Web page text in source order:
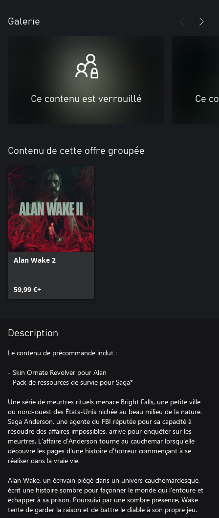
Galerie
Ce contenu est verrouillé Ce
Contenu de cette offre groupée
Alan Wake 2
59,99 €+
Description
Le contenu de précommande inclut :
- Skin Ornate Revolver pour Alan
- Pack de ressources de survie pour Saga*
Une série de meurtres rituels menace Bright Falls, une petite ville
du nord-ouest des États-Unis nichée au beau milieu de la nature.
Saga Anderson, une agente du FBI réputée pour sa capacité à
résoudre des affaires impossibles, arrive pour enquêter sur les
meurtres. L'affaire d'Anderson tourne au cauchemar lorsqu'elle
découvre les pages d'une histoire d'horreur commençant à se
réaliser dans la vraie vie.
Alan Wake, un écrivain piégé dans un univers cauchemardesque,
écrit une histoire sombre pour façonner le monde qui l'entoure et
échapper à sa prison. Poursuivi par une sombre présence, Wake
tente de garder la raison et de battre le diable à son propre jeu.